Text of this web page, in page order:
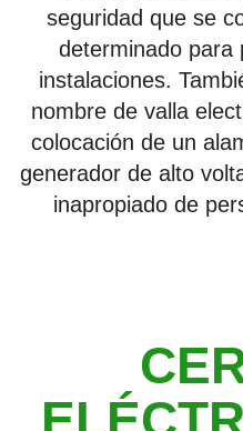
seguridad que se
determinado para
instalaciones.
nombre de valla
colocación de un
generador de alto
inapropiado de